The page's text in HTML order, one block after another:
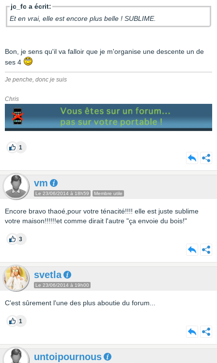
jc_fc a écrit:
Et en vrai, elle est encore plus belle ! SUBLIME.
Bon, je sens qu'il va falloir que je m'organise une descente un de
ses 4
Je penche, donc je suis
Chris
1
vm
Le 23/06/2014 à 18h59 Membre utile
Encore bravo thaoé,pour votre ténacité!!!! elle est juste sublime
votre maison!!!!!!et comme dirait l'autre "ça envoie du bois!"
3
svetla
Le 23/06/2014 à 19h00
C'est sûrement l'une des plus aboutie du forum...
1
untoipournous